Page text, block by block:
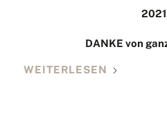
DANKE von
WEITERLESEN